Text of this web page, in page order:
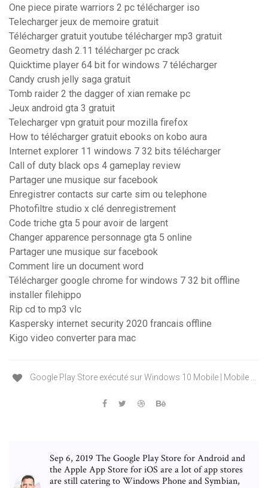
One piece pirate warriors 2 pc télécharger iso
Telecharger jeux de memoire gratuit
Télécharger gratuit youtube télécharger mp3 gratuit
Geometry dash 2.11 télécharger pc crack
Quicktime player 64 bit for windows 7 télécharger
Candy crush jelly saga gratuit
Tomb raider 2 the dagger of xian remake pc
Jeux android gta 3 gratuit
Telecharger vpn gratuit pour mozilla firefox
How to télécharger gratuit ebooks on kobo aura
Internet explorer 11 windows 7 32 bits télécharger
Call of duty black ops 4 gameplay review
Partager une musique sur facebook
Enregistrer contacts sur carte sim ou telephone
Photofiltre studio x clé denregistrement
Code triche gta 5 pour avoir de largent
Changer apparence personnage gta 5 online
Partager une musique sur facebook
Comment lire un document word
Télécharger google chrome for windows 7 32 bit offline
installer filehippo
Rip cd to mp3 vlc
Kaspersky internet security 2020 francais offline
Kigo video converter para mac
Google Play Store exécuté sur Windows 10 Mobile | Mobile ...
Sep 6, 2019 The Google Play Store for Android and
the Apple App Store for iOS are a lot of app stores
are still catering to Windows Phone and Symbian,